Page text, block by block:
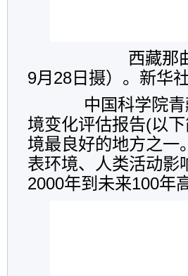
西藏那曲县
9月28日摄）。新华
中国科学院青
境变化评估报告(以
境最良好的地方之一
表环境、人类活动影
2000年到未来100年